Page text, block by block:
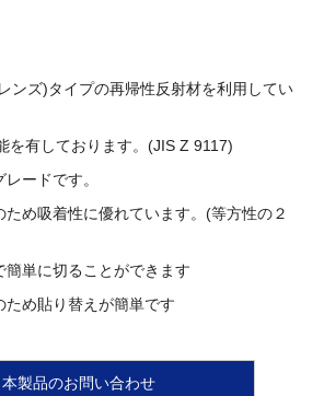
ンズ)タイプの再帰性反射材を利用してい
を有しております。(JIS Z 9117)
ードです。
ため吸着性に優れています。(等方性の２
簡単に切ることができます
ため貼り替えが簡単です
本製品のお問い合わせ